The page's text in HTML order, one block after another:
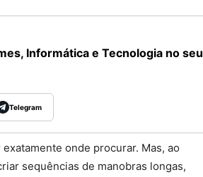
Informática e Tecnologia no seu
Telegram
onde procurar. Mas, ao
sequências de manobras longas,